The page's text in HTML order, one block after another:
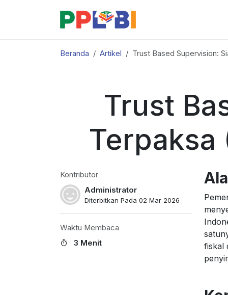
Beranda Artikel Trust Based Supervision:
Trust
Terpaksa
Kontributor
Administrator
Diterbitkan Pada 02 Mar 2026
Waktu Membaca
3 Menit
fiskal